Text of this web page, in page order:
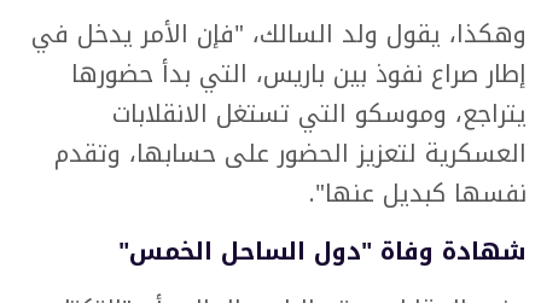
وهكذا، يقول ولد السالك، "فإن الأمر يدخل في
إطار صراع نفوذ بين باريس، التي بدأ حضورها
يتراجع، وموسكو التي تستغل الانقلابات
العسكرية لتعزيز الحضور على حسابها، وتقدم
نفسها كبديل عنها".
شهادة وفاة "دول الساحل الخمس"